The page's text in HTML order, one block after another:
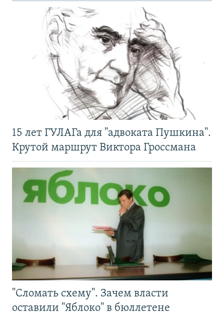
15 лет ГУЛАГа для "адвоката Пушкина".
Крутой маршрут Виктора Гроссмана
"Сломать схему". Зачем власти
оставили "Яблоко" в бюллетене